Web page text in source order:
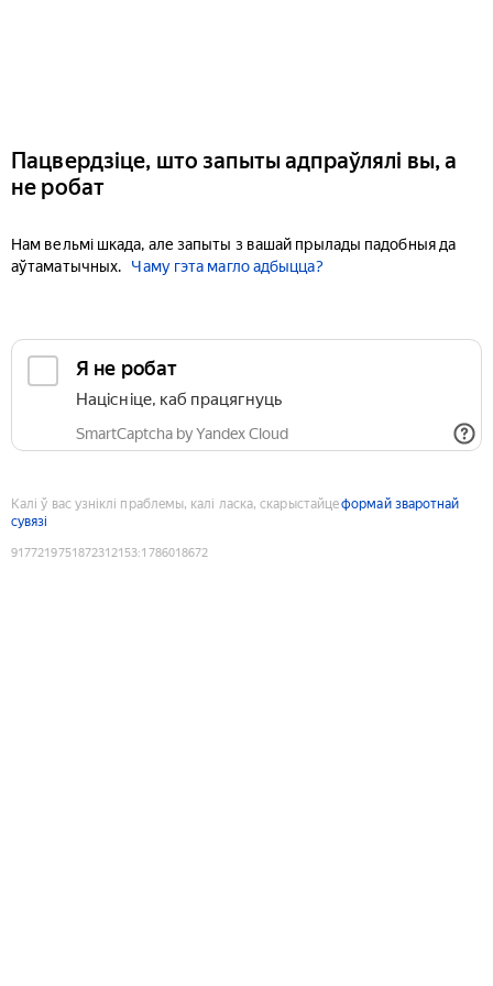
Пацвердзіце, што запыты адпраўлялі вы, а
не робат
Нам вельмі шкада, але запыты з вашай прылады падобныя да
аўтаматычных.
Чаму гэта магло адбыцца?
Я не робат
Націсніце, каб працягнуць
SmartCaptcha by Yandex Cloud
Калі ў вас узніклі праблемы, калі ласка, скарыстайцеформай зваротнай
сувязі
9177219751872312153:1786018672